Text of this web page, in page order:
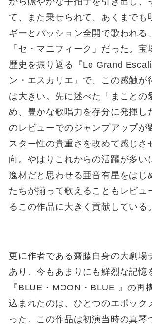
て、また乗せられて、あくまでも
ギーとパッション全開で歌われる
「セ・マニフィーク」だった。宝
歴史を振り返る『Le Grand
ン・エスカリエ』で、この感触が
は大きい。先に述べた「まことの
め、豊かな歌唱力を存分に発揮し
のレビューでのジャンプアップが
スター性の貴重さを改めて感じさ
向。やはりこれからの活躍が多い
逸材だと思わせる亜音有星をはじ
たちが揃って歌えることもレビュ
るこの作品に大きく貢献している。
更に作者である齋藤自身の大劇場
あり、今もあまりにも鮮烈な記憶
『BLUE・MOON・BLUE 』の再
込まれたのは、ひとつのエポック
った。この作品は初演当時の真琴